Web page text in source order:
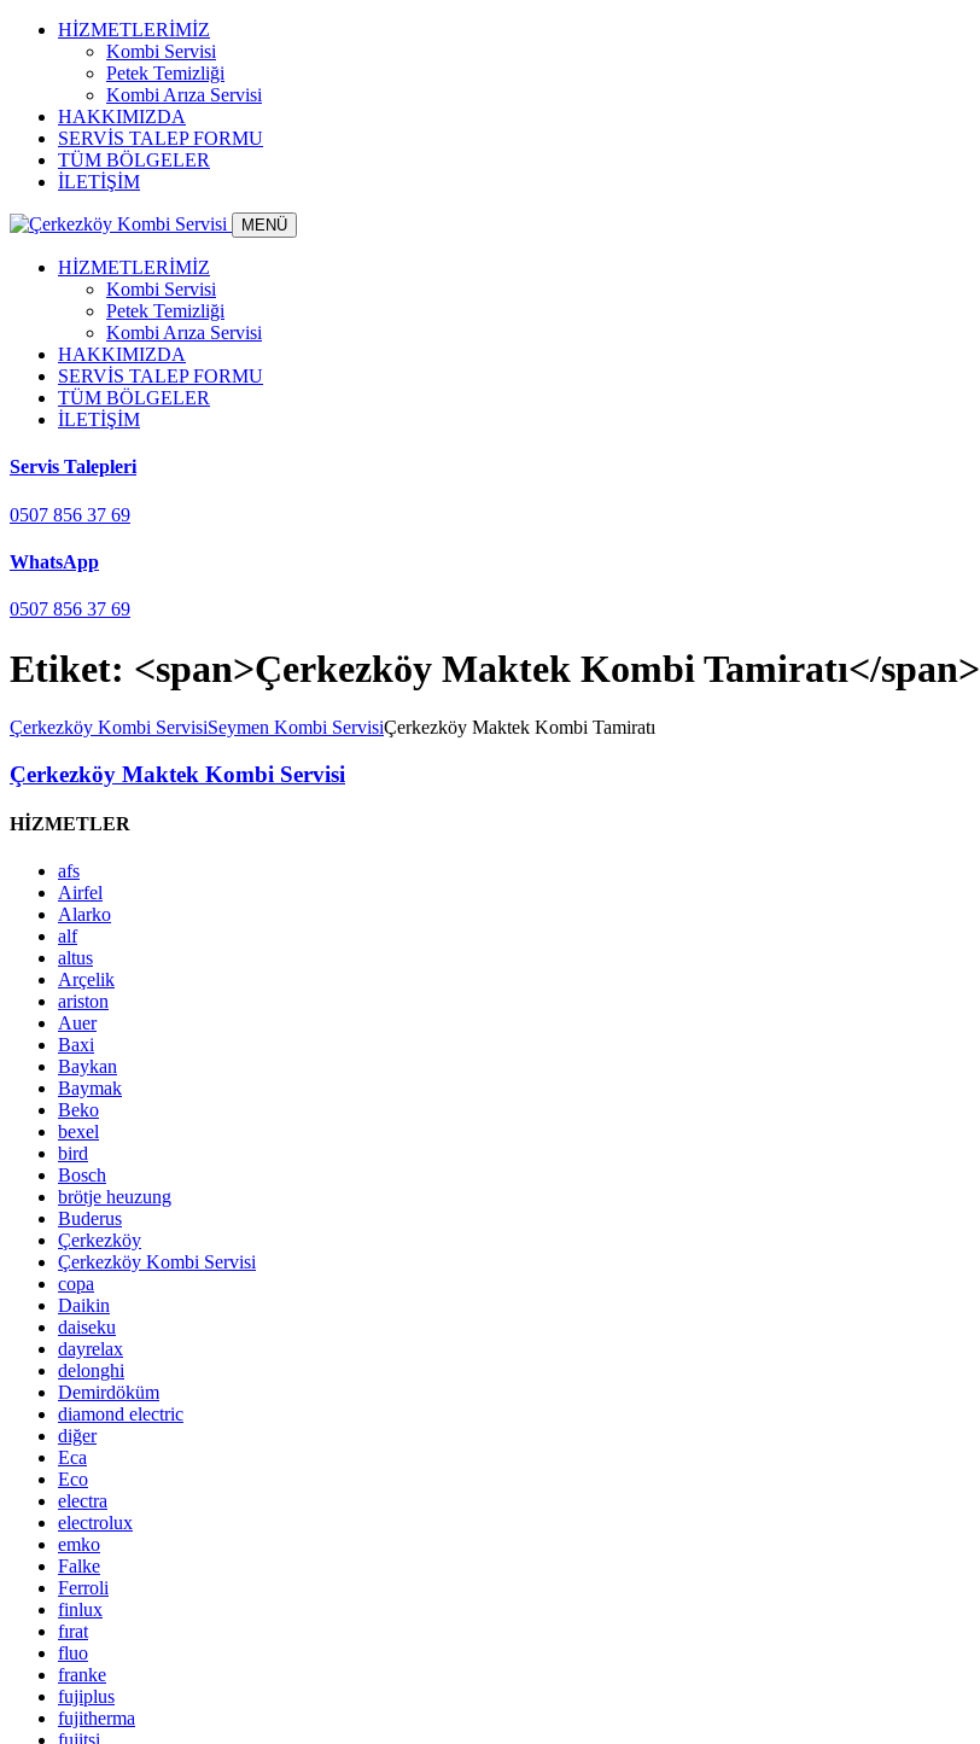
HİZMETLERİMİZ
Kombi Servisi
Petek Temizliği
Kombi Arıza Servisi
HAKKIMIZDA
SERVİS TALEP FORMU
TÜM BÖLGELER
İLETİŞİM
MENÜ
HİZMETLERİMİZ
Kombi Servisi
Petek Temizliği
Kombi Arıza Servisi
HAKKIMIZDA
SERVİS TALEP FORMU
TÜM BÖLGELER
İLETİŞİM
Servis Talepleri
0507 856 37 69
WhatsApp
0507 856 37 69
Etiket: <span>Çerkezköy Maktek Kombi Tamiratı</span>
Çerkezköy Kombi ServisiSeymen Kombi ServisiÇerkezköy Maktek Kombi Tamiratı
Çerkezköy Maktek Kombi Servisi
HİZMETLER
afs
Airfel
Alarko
alf
altus
Arçelik
ariston
Auer
Baxi
Baykan
Baymak
Beko
bexel
bird
Bosch
brötje heuzung
Buderus
Çerkezköy
Çerkezköy Kombi Servisi
copa
Daikin
daiseku
dayrelax
delonghi
Demirdöküm
diamond electric
diğer
Eca
Eco
electra
electrolux
emko
Falke
Ferroli
finlux
fırat
fluo
franke
fujiplus
fujitherma